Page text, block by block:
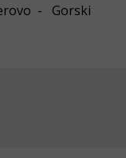
- Gorski